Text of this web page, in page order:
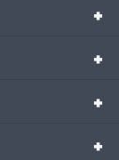
+
+
+
+